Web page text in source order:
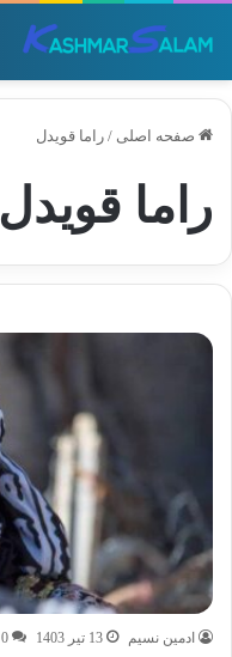
صفحه اصلی / راما قویدل
راما قویدل
ادمین نسیم 13 تیر 1403 0